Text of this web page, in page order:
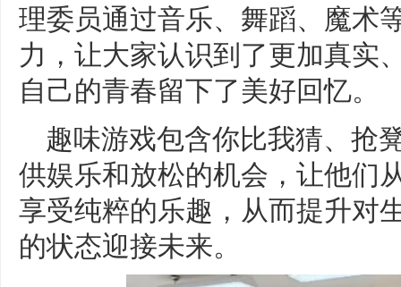
理委员通过音乐、舞蹈、魔术
力，让大家认识到了更加真实
自己的青春留下了美好回忆。
趣味游戏包含你比我猜、抢
供娱乐和放松的机会，让他们
享受纯粹的乐趣，从而提升对
的状态迎接未来。